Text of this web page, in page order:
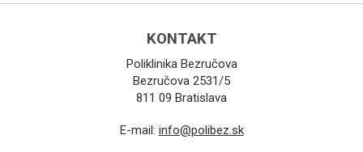
KONTAKT
Poliklinika Bezručova
Bezručova 2531/5
811 09 Bratislava
E-mail: info@polibez.sk